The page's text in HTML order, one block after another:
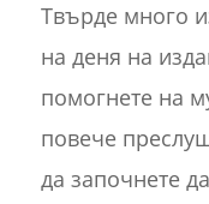
Твърде много
на деня на
помогнете на
повече
да започнете